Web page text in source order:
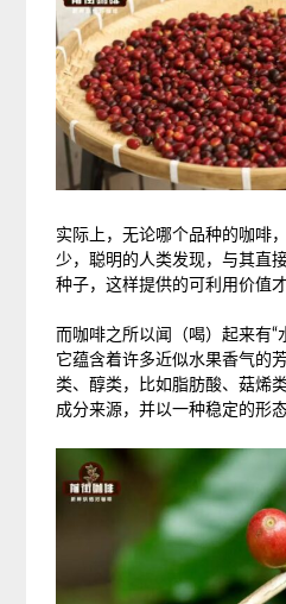
实际上，无论哪个品种的咖啡
少，聪明的人类发现，与其直
种子，这样提供的可利用价值才
而咖啡之所以闻（喝）起来有“
它蕴含着许多近似水果香气的
类、醇类，比如脂肪酸、菇烯
成分来源，并以一种稳定的形